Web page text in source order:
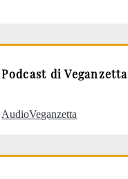
Podcast di Veganzetta
AudioVeganzetta